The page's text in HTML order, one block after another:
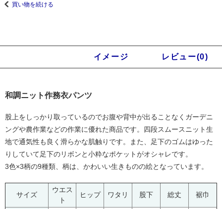
買い物を続ける
イメージ レビュー(0)
和調ニット作務衣パンツ
股上をしっかり取っているのでお腹や背中が出ることなくガーデニ
ングや農作業などの作業に優れた商品です。四段スムースニット生
地で通気性も良く滑らかな肌触りです。また、足下のゴムはゆった
りしていて足下のリボンと小粋なポケットがオシャレです。
3色×3柄の9種類、柄は、かわいい生きものの絵となっています。
サイズ
ウエス
ト
ヒップ ワタリ 股下 総丈 裾巾